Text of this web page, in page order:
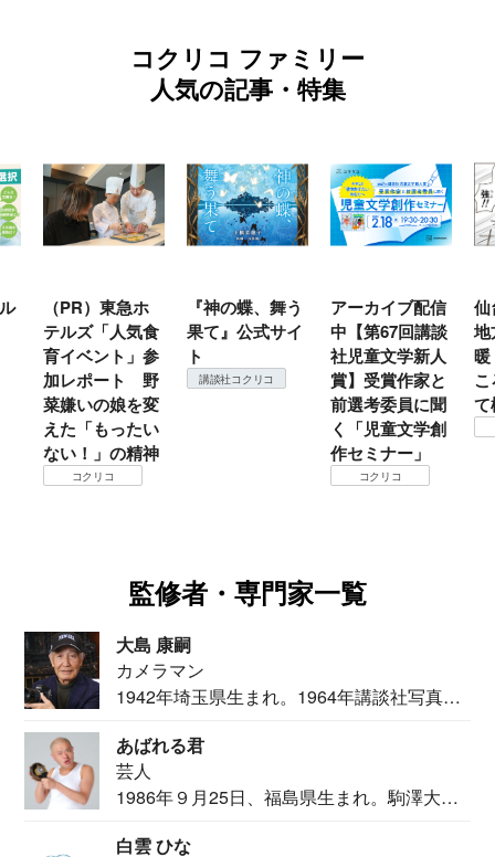
コクリコ ファミリー
人気の記事・特集
（PR）東急ホ
テルズ「人気食
育イベント」参
加レポート 野
菜嫌いの娘を変
えた「もったい
ない！」の精神
コクリコ
『神の蝶、舞う
果て』公式サイ
ト
講談社コクリコ
アーカイブ配信
中【第67回講談
社児童文学新人
賞】受賞作家と
前選考委員に聞
く「児童文学創
作セミナー」
コクリコ
仙
地
て
監修者・専門家一覧
大島 康嗣
カメラマン
1942年埼玉県生まれ。1964年講談社写真部
あばれる君
芸人
1986年９月25日、福島県生まれ。駒澤大学
白雲 ひな